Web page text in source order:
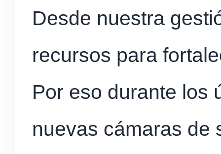
Desde nuestra
recursos para
Por eso durante los
nuevas cámaras de